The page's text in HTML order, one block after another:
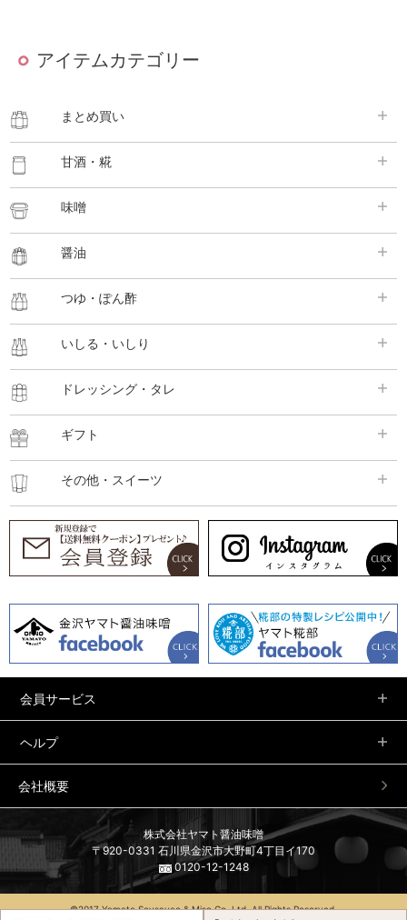
アイテムカテゴリー
まとめ買い
甘酒・糀
味噌
醤油
つゆ・ぽん酢
いしる・いしり
ドレッシング・タレ
ギフト
その他・スイーツ
会員サービス
ヘルプ
会社概要
株式会社ヤマト醤油味噌
〒920-0331 石川県金沢市大野町4丁目イ170
0120-12-1248
©2017 Yamato Soysauce & Miso Co.,Ltd. All Rights Reserved.